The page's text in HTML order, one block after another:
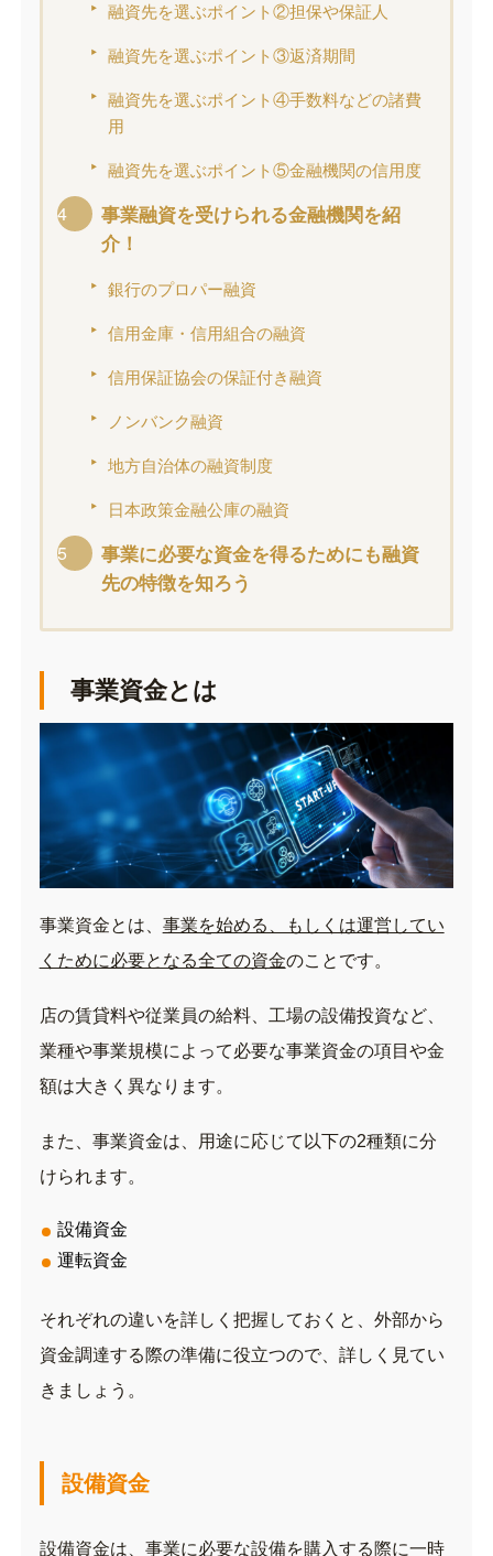
融資先を選ぶポイント②担保や保証人
融資先を選ぶポイント③返済期間
融資先を選ぶポイント④手数料などの諸費
用
融資先を選ぶポイント⑤金融機関の信用度
事業融資を受けられる金融機関を紹
介！
銀行のプロパー融資
信用金庫・信用組合の融資
信用保証協会の保証付き融資
ノンバンク融資
地方自治体の融資制度
日本政策金融公庫の融資
事業に必要な資金を得るためにも融資
先の特徴を知ろう
事業資金とは
事業資金とは、 事業を始める、もしくは運営してい
くために必要となる全ての資金のことです。
店の賃貸料や従業員の給料、工場の設備投資など、
業種や事業規模によって必要な事業資金の項目や金
額は大きく異なります。
また、事業資金は、用途に応じて以下の2種類に分
けられます。
設備資金
運転資金
それぞれの違いを詳しく把握しておくと、外部から
資金調達する際の準備に役立つので、詳しく見てい
きましょう。
設備資金
設備資金は、 事業に必要な設備を購入する際に一時